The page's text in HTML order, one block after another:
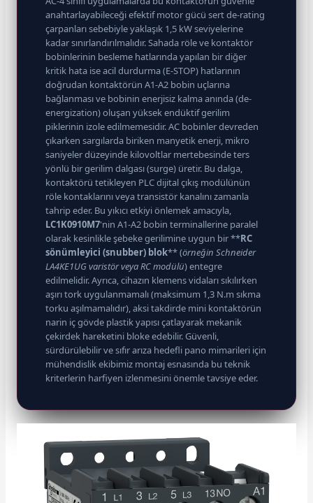
anahtarlayabileceği efektif motor gücü sert de-rating
çarpanları sebebiyle yaklaşık 1,5 kW seviyelerine
kadar sınırlandırılmalıdır. Sahada röle ve kontaktör
bobinlerinin besleme hatlarında yapılan bir diğer
kritik hata ise acil durdurma (E-STOP) hatlarının
doğrudan kontaktörün A1-A2 bobin uçlarına
bağlanması ve bobinin enerjisiz kalma anında (de-
energization) oluşan yüksek endüktif gerilim
piklerinin izole edilmemesidir. AC bobinler devreden
çıkarken sargılarda biriken manyetik enerji, mikro
saniyeler düzeyinde kilovoltlar mertebesinde ters
yönlü bir gerilim dalgası (surge) üretir. Bu dalga,
kontaktörü tetikleyen PLC dijital çıkış modülünün
röle kontaklarını veya transistör kanalını zamanla
tahrip eder. Bu yıkıcı etkiyi önlemek amacıyla,
LC1K0910M7'nin A1-A2 bobin terminallerine paralel
olarak kesinlikle şebeke gerilimine uygun bir **RC
sönümleyici (snubber) blok** (örneğin Schneider
LA4KE1UG varistör veya RC modülü) entegre
edilmelidir. Ayrıca, cihazın klemens vidaları sıkılırken
aşırı tork uygulanmamalı (maksimum 1,3 N.m sıkma
torku aşılmamalıdır), aksi takdirde mini kontaktörün
narin iç gövde plastik yapısı çatlayarak mekanik
çekirdek hareketini bloke edebilir. Güvenli,
sürdürülebilir ve sıfır arıza hedefli pano mimarileri için
mühendislik ekibimiz montaj esnasında bu teknik
kriterlerin harfiyen izlenmesini önemle tavsiye eder.